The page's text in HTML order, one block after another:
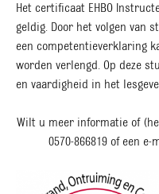
Het certificaat EHBO
geldig. Door het volgen van
een competentieverklaring
worden verlengd. Op deze
en vaardigheid in het
Wilt u meer informatie of
0570-866819 of een